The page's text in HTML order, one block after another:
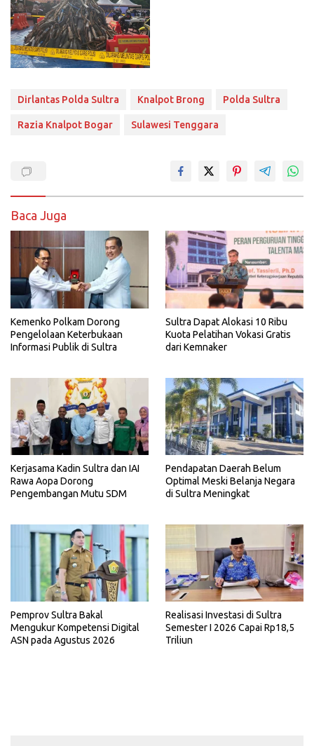
Dirlantas Polda Sultra Knalpot Brong Polda Sultra
Razia Knalpot Bogar Sulawesi Tenggara
Baca Juga
Kemenko Polkam Dorong
Pengelolaan Keterbukaan
Informasi Publik di Sultra
Sultra Dapat Alokasi 10 Ribu
Kuota Pelatihan Vokasi Gratis
dari Kemnaker
Kerjasama Kadin Sultra dan IAI
Rawa Aopa Dorong
Pengembangan Mutu SDM
Pendapatan Daerah Belum
Optimal Meski Belanja Negara
di Sultra Meningkat
Pemprov Sultra Bakal
Mengukur Kompetensi Digital
ASN pada Agustus 2026
Realisasi Investasi di Sultra
Semester I 2026 Capai Rp18,5
Triliun